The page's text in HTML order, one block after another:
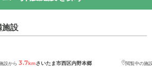
ができます。
援2、要介護1、要介護2、要介護
ー大宮公園
施設
設から 3.7kmさいたま市西区内野本郷 閲覧中の施